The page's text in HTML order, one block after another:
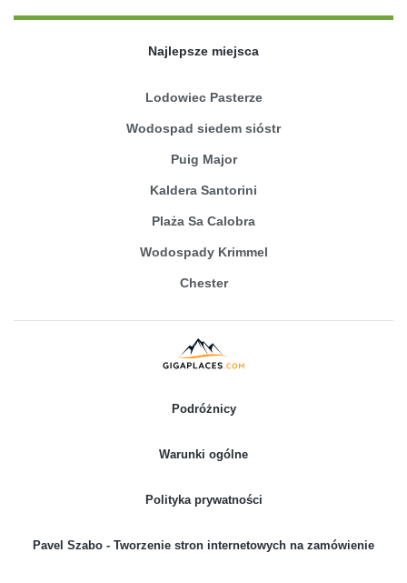
Najlepsze miejsca
Lodowiec Pasterze
Wodospad siedem sióstr
Puig Major
Kaldera Santorini
Plaża Sa Calobra
Wodospady Krimmel
Chester
Podróżnicy
Warunki ogólne
Polityka prywatności
Pavel Szabo - Tworzenie stron internetowych na zamówienie